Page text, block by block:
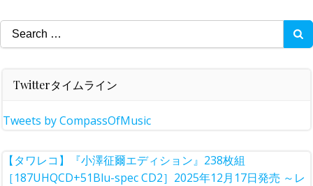
Search
for:
Twitterタイムライン
Tweets by CompassOfMusic
【タワレコ】『小澤征爾エディション』238枚組
［187UHQCD+51Blu-spec CD2］2025年12月17日発売 ～レ